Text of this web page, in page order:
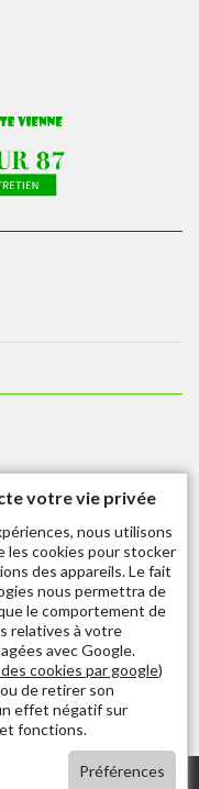
87
votre vie privée
nous utilisons
les cookies pour stocker
des appareils. Le fait
nous permettra de
le comportement de
relatives à votre
avec Google.
cookies par google)
de retirer son
effet négatif sur
fonctions.
Préférences